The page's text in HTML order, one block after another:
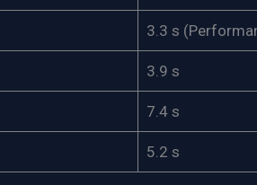
3.3 s
3.9 s
7.4 s
5.2 s